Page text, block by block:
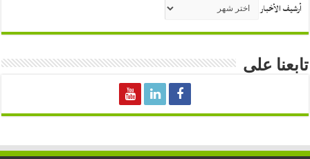
أرشيف الأخبار
تابعنا على